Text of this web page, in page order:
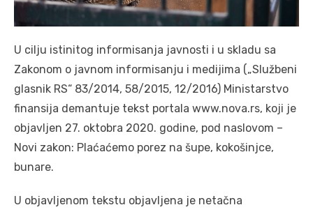
U cilju istinitog informisanja javnosti i u skladu sa
Zakonom o javnom informisanju i medijima („Službeni
glasnik RS“ 83/2014, 58/2015, 12/2016) Ministarstvo
finansija demantuje tekst portala www.nova.rs, koji je
objavljen 27. oktobra 2020. godine, pod naslovom –
Novi zakon: Plaćaćemo porez na šupe, kokošinjce,
bunare.
U objavljenom tekstu objavljena je netačna